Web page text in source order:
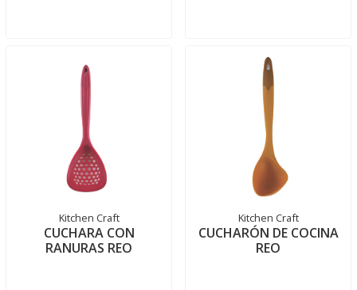
Kitchen Craft
CUCHARA CON
RANURAS REO
Kitchen Craft
CUCHARÓN DE COCINA
REO